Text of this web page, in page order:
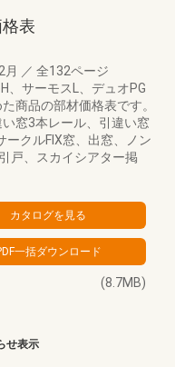
表
月 ／ 全132ページ
、サーモスL、デュオPG
商品の部材価格表です。
窓3本レール、引違い窓
ークルFIX窓、出窓、ノン
戸、スカイシアター掲
(8.7MB)
せ表示